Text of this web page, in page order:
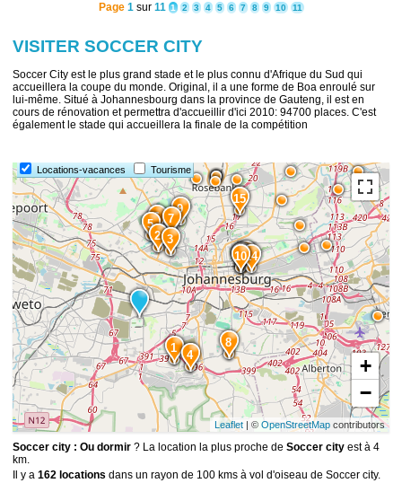
Page 1sur 11 1 2 3 4 5 6 7 8 9 10 11
VISITER SOCCER CITY
Soccer City est le plus grand stade et le plus connu d'Afrique du Sud qui
accueillera la coupe du monde. Original, il a une forme de Boa enroulé sur
lui-même. Situé à Johannesbourg dans la province de Gauteng, il est en
cours de rénovation et permettra d'accueillir d'ici 2010: 94700 places. C'est
également le stade qui accueillera la finale de la compétition
Locations-vacances Tourisme
15
14
13
12
11
10
9
8
7
6
5
4
3
2
1
+
−
Leaflet| © OpenStreetMapcontributors
Soccer city : Ou dormir ? La location la plus proche deSoccer city est à 4
km.
Il y a162 locations dans un rayon de 100 kms à vol d'oiseau de Soccer city.